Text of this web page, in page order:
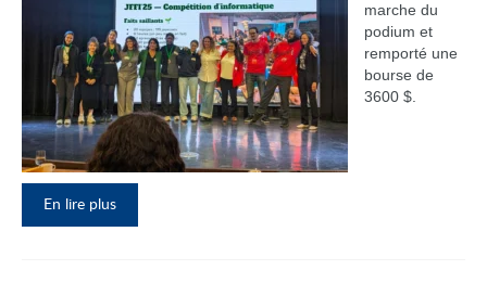
marche du
podium et
remporté une
bourse de
3600 $.
En lire plus